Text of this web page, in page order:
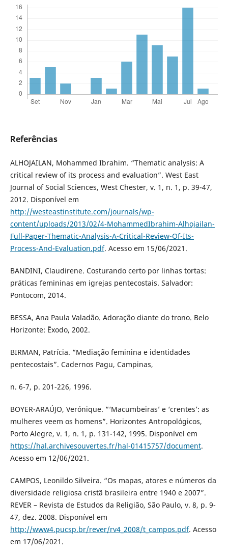
Referências
ALHOJAILAN, Mohammed Ibrahim. “Thematic analysis: A
critical review of its process and evaluation”. West East
Journal of Social Sciences, West Chester, v. 1, n. 1, p. 39-47,
2012. Disponível em
http://westeastinstitute.com/journals/wp-
content/uploads/2013/02/4-MohammedIbrahim-Alhojailan-
Full-Paper-Thematic-Analysis-A-Critical-Review-Of-Its-
Process-And-Evaluation.pdf. Acesso em 15/06/2021.
BANDINI, Claudirene. Costurando certo por linhas tortas:
práticas femininas em igrejas pentecostais. Salvador:
Pontocom, 2014.
BESSA, Ana Paula Valadão. Adoração diante do trono. Belo
Horizonte: Êxodo, 2002.
BIRMAN, Patrícia. “Mediação feminina e identidades
pentecostais”. Cadernos Pagu, Campinas,
n. 6-7, p. 201-226, 1996.
BOYER-ARAÚJO, Verónique. “‘Macumbeiras’ e ‘crentes’: as
mulheres veem os homens”. Horizontes Antropológicos,
Porto Alegre, v. 1, n. 1, p. 131-142, 1995. Disponível em
https://hal.archivesouvertes.fr/hal-01415757/document.
Acesso em 12/06/2021.
CAMPOS, Leonildo Silveira. “Os mapas, atores e números da
diversidade religiosa cristã brasileira entre 1940 e 2007”.
REVER – Revista de Estudos da Religião, São Paulo, v. 8, p. 9-
47, dez. 2008. Disponível em
http://www4.pucsp.br/rever/rv4_2008/t_campos.pdf. Acesso
em 17/06/2021.